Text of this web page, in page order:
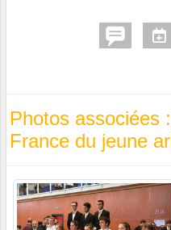
Photos associées
France du jeune